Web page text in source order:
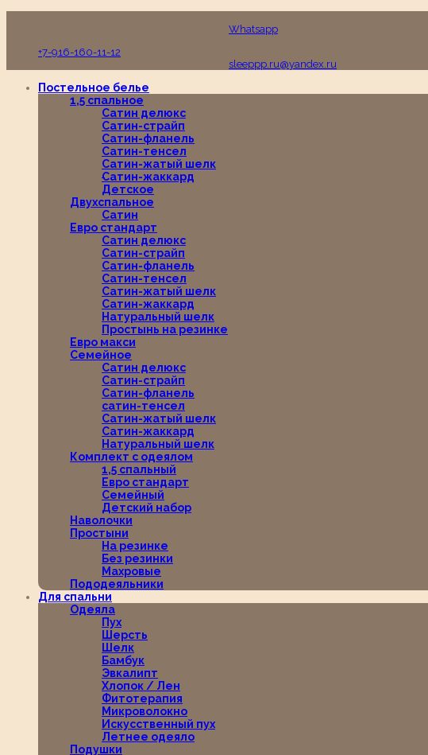
Whatsapp
+7-916-160-11-12
sleeppp.ru@yandex.ru
Постельное белье
1,5 спальное
Сатин делюкс
Сатин-страйп
Сатин-фланель
Сатин-тенсел
Сатин-жатый шелк
Сатин-жаккард
Детское
Двухспальное
Сатин
Евро стандарт
Сатин делюкс
Сатин-страйп
Сатин-фланель
Сатин-тенсел
Сатин-жатый шелк
Сатин-жаккард
Натуральный шелк
Простынь на резинке
Евро макси
Семейное
Сатин делюкс
Сатин-страйп
Сатин-фланель
сатин-тенсел
Сатин-жатый шелк
Сатин-жаккард
Натуральный шелк
Комплект с одеялом
1,5 спальный
Евро стандарт
Семейный
Детский набор
Наволочки
Простыни
На резинке
Без резинки
Махровые
Пододеяльники
Для спальни
Одеяла
Пух
Шерсть
Шелк
Бамбук
Эвкалипт
Хлопок / Лен
Фитотерапия
Микроволокно
Искусственный пух
Летнее одеяло
Подушки